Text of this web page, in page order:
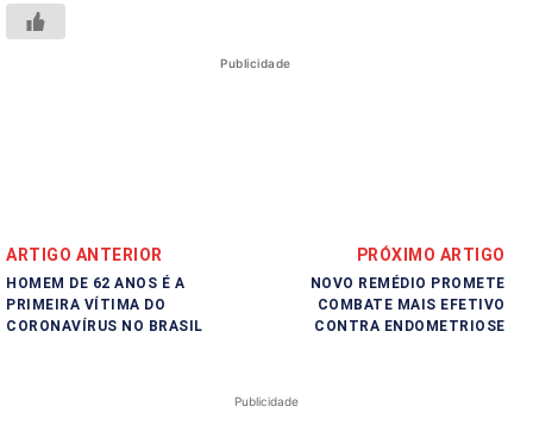
Publicidade
ARTIGO ANTERIOR
HOMEM DE 62 ANOS É A
PRIMEIRA VÍTIMA DO
CORONAVÍRUS NO BRASIL
PRÓXIMO ARTIGO
NOVO REMÉDIO PROMETE
COMBATE MAIS EFETIVO
CONTRA ENDOMETRIOSE
Publicidade